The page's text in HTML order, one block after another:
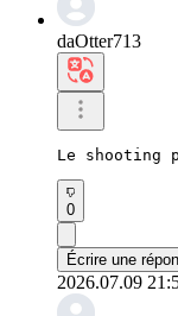
daOtter713
Le shooting
0
Écrire une
2026.07.09